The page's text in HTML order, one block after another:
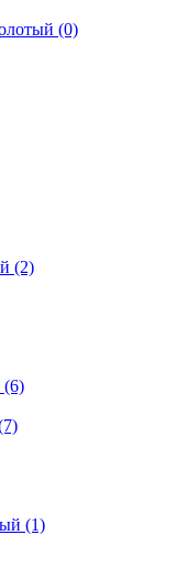
(0)
(2)
(6)
(1)